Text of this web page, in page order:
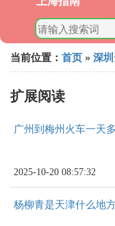
当前位置： 首页 » 深
扩展阅读
广州到梅州火车一天
2025-10-20 08:57:32
杨柳青是天津什么地